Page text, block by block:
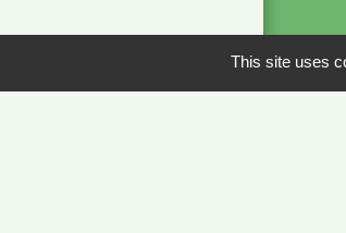
This site uses